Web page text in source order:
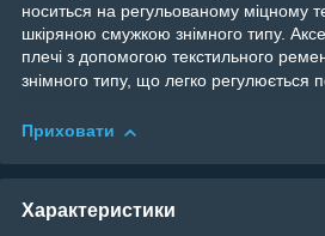
носиться на регульованому міцному
шкіряною смужкою знімного типу.
плечі з допомогою текстильного
знімного типу, що легко регулюється
Приховати
Характеристики